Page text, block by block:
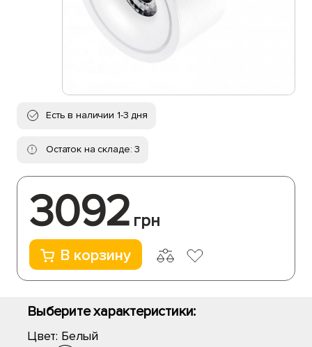
Есть в наличии 1-3 дня
Остаток на складе: 3
3092 грн
В корзину
Выберите характеристики:
Цвет: Белый